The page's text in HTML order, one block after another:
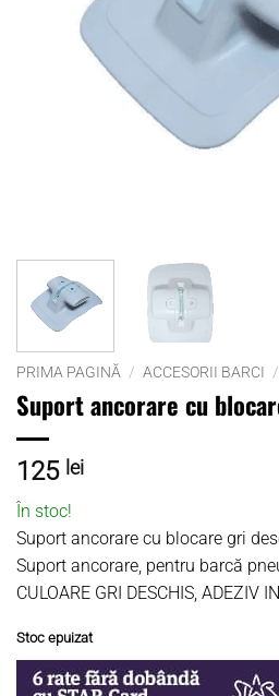
PRIMA PAGINĂ / ACCESORII BARCI /
Suport ancorare cu
125 lei
În stoc!
Suport ancorare cu blocare gri
Suport ancorare, pentru barcă
CULOARE GRI DESCHIS, ADEZIV
Stoc epuizat